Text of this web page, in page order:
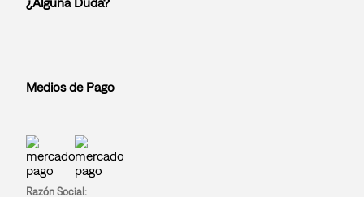
Medios de Pago
Razón Social: